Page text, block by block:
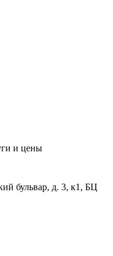
и цены
бульвар, д. 3, к1, БЦ